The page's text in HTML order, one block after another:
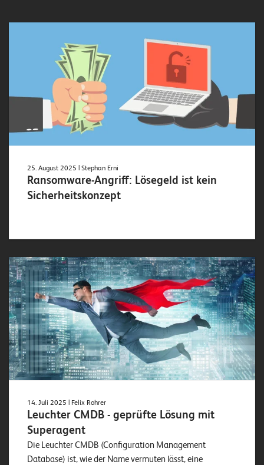
25. August 2025 | Stephan Erni
Ransomware-Angriff: Lösegeld ist kein
Sicherheitskonzept
14. Juli 2025 | Felix Rohrer
Leuchter CMDB - geprüfte Lösung mit
Superagent
Die Leuchter CMDB (Configuration Management
Database) ist, wie der Name vermuten lässt, eine